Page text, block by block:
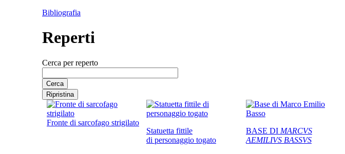
Bibliografia
Reperti
Cerca per reperto
Fronte di sarcofago strigilato
Statuetta fittile
di personaggio togato
BASE DI MARCVS
AEMILIVS BASSVS